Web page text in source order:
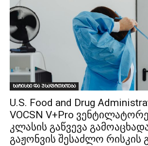
ხარისხი და უსაფრთხოება
U.S. Food and Drug
VOCSN V+Pro
კლასის გაწვევა
გაჟონვის შესაძლო რისკის